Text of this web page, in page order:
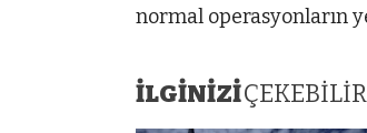
normal operasyonların
İLGİNİZİÇEKEBİLİR